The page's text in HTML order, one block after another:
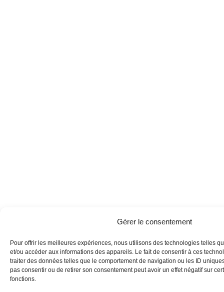
Gérer le consentement
Pour offrir les meilleures expériences, nous utilisons des technologies telles
et/ou accéder aux informations des appareils. Le fait de consentir à ces
traiter des données telles que le comportement de navigation ou les ID
pas consentir ou de retirer son consentement peut avoir un effet négatif sur
fonctions.